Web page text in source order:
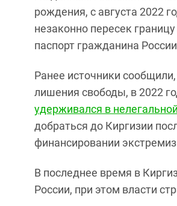
рождения, с августа 2022
незаконно пересек
паспорт гражданина
Ранее источники
лишения свободы, в 2022
удерживался в
добраться до Киргизии
финансировании
В последнее время в
России, при этом власти